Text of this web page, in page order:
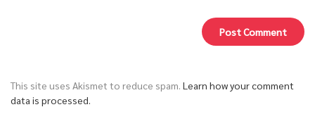
This site uses Akismet to reduce spam. Learn how your comment
data is processed.